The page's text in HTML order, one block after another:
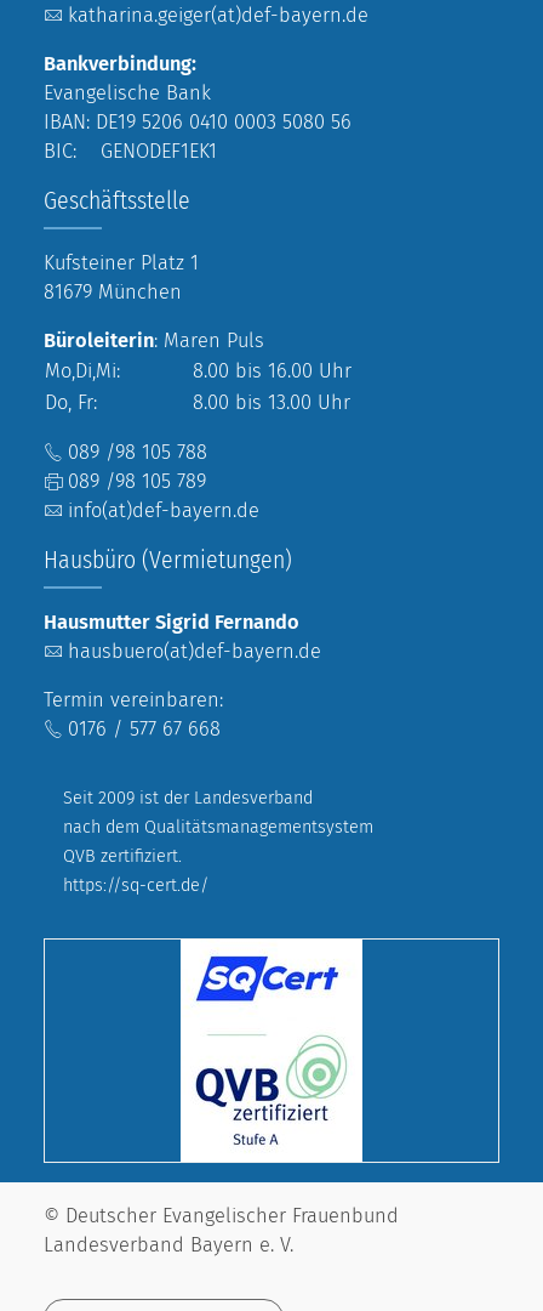
katharina.geiger(at)def-bayern.de
Bankverbindung:
Evangelische Bank
IBAN: DE19 5206 0410 0003 5080 56
BIC: GENODEF1EK1
Geschäftsstelle
Kufsteiner Platz 1
81679 München
Büroleiterin: Maren Puls
Mo,Di,Mi:
8.00 bis 16.00 Uhr
Do, Fr:
8.00 bis 13.00 Uhr
089 /98 105 788
089 /98 105 789
info(at)def-bayern.de
Hausbüro (Vermietungen)
Hausmutter Sigrid Fernando
hausbuero(at)def-bayern.de
Termin vereinbaren:
0176 / 577 67 668
Seit 2009 ist der Landesverband
nach dem Qualitätsmanagementsystem
QVB zertifiziert.
https://sq-cert.de/
© Deutscher Evangelischer Frauenbund
Landesverband Bayern e. V.